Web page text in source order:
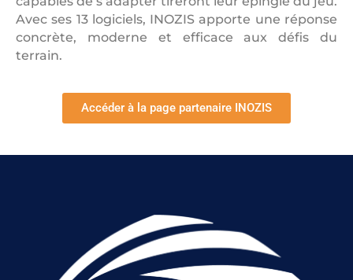
Avec ses 13 logiciels, INOZIS apporte une réponse
concrète, moderne et efficace aux défis du
terrain.
Accéder à la page partenaire INOZIS